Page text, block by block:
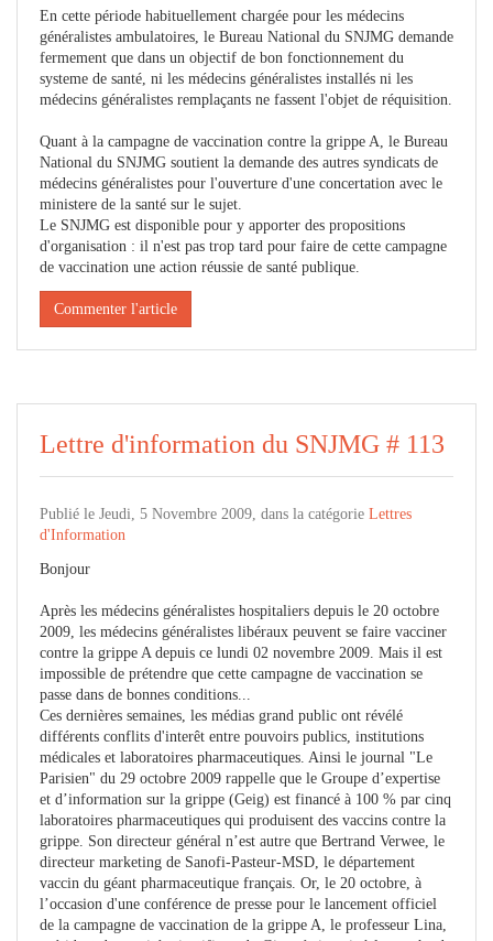
En cette période habituellement chargée pour les médecins
généralistes ambulatoires, le Bureau National du SNJMG demande
fermement que dans un objectif de bon fonctionnement du
systeme de santé, ni les médecins généralistes installés ni les
médecins généralistes remplaçants ne fassent l'objet de réquisition.
Quant à la campagne de vaccination contre la grippe A, le Bureau
National du SNJMG soutient la demande des autres syndicats de
médecins généralistes pour l'ouverture d'une concertation avec le
ministere de la santé sur le sujet.
Le SNJMG est disponible pour y apporter des propositions
d'organisation : il n'est pas trop tard pour faire de cette campagne
de vaccination une action réussie de santé publique.
Commenter l'article
Lettre d'information du SNJMG # 113
Publié le Jeudi, 5 Novembre 2009, dans la catégorie Lettres
d'Information
Bonjour
Après les médecins généralistes hospitaliers depuis le 20 octobre
2009, les médecins généralistes libéraux peuvent se faire vacciner
contre la grippe A depuis ce lundi 02 novembre 2009. Mais il est
impossible de prétendre que cette campagne de vaccination se
passe dans de bonnes conditions...
Ces dernières semaines, les médias grand public ont révélé
différents conflits d'interêt entre pouvoirs publics, institutions
médicales et laboratoires pharmaceutiques. Ainsi le journal "Le
Parisien" du 29 octobre 2009 rappelle que le Groupe d’expertise
et d’information sur la grippe (Geig) est financé à 100 % par cinq
laboratoires pharmaceutiques qui produisent des vaccins contre la
grippe. Son directeur général n’est autre que Bertrand Verwee, le
directeur marketing de Sanofi-Pasteur-MSD, le département
vaccin du géant pharmaceutique français. Or, le 20 octobre, à
l’occasion d'une conférence de presse pour le lancement officiel
de la campagne de vaccination de la grippe A, le professeur Lina,